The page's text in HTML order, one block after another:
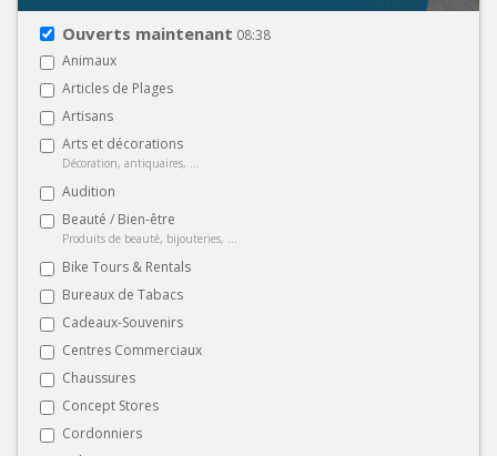
Ouverts maintenant 08:38
Animaux
Articles de Plages
Artisans
Arts et décorations
Décoration, antiquaires, ...
Audition
Beauté / Bien-être
Produits de beauté, bijouteries, ...
Bike Tours & Rentals
Bureaux de Tabacs
Cadeaux-Souvenirs
Centres Commerciaux
Chaussures
Concept Stores
Cordonniers